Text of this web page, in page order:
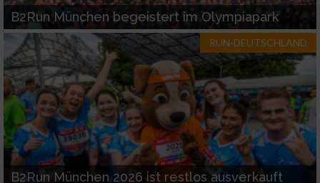
B2Run München begeistert im Olympiapark
RUN-DEUTSCHLAND
B2Run München 2026 ist restlos ausverkauft
Funktional
Werbung